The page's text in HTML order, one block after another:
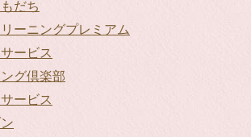
だち
ーニングプレミアム
ービス
グ倶楽部
ービス